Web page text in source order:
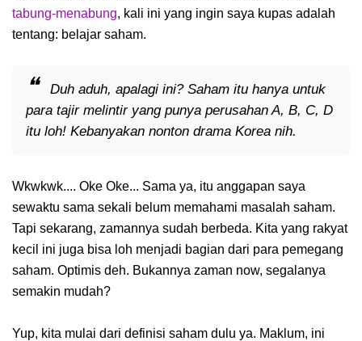
tabung-menabung, kali ini yang ingin saya kupas adalah
tentang: belajar saham.
Duh aduh, apalagi ini? Saham itu hanya untuk
para tajir melintir yang punya perusahan A, B, C, D
itu loh! Kebanyakan nonton drama Korea nih.
Wkwkwk.... Oke Oke... Sama ya, itu anggapan saya
sewaktu sama sekali belum memahami masalah saham.
Tapi sekarang, zamannya sudah berbeda. Kita yang rakyat
kecil ini juga bisa loh menjadi bagian dari para pemegang
saham. Optimis deh. Bukannya zaman now, segalanya
semakin mudah?
Yup, kita mulai dari definisi saham dulu ya. Maklum, ini